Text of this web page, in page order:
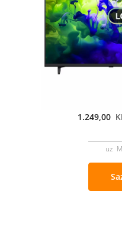
1.249,00
uz